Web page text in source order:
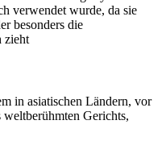
verwendet wurde, da sie
besonders die
zieht
in asiatischen Ländern, vor
Gerichts,